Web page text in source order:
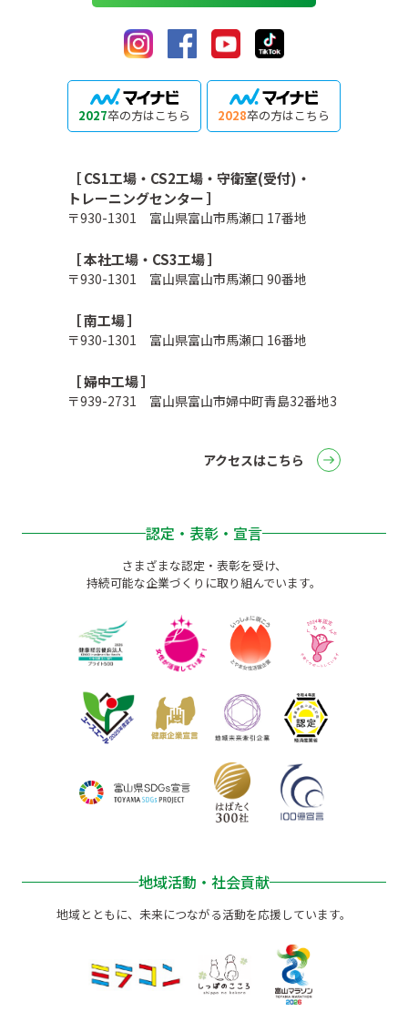
2027卒の方はこちら 2028卒の方はこちら
［ CS1工場・CS2工場・守衛室(受付)・
トレーニングセンター ］
〒930-1301 富山県富山市馬瀬口 17番地
［ 本社工場・CS3工場 ］
〒930-1301 富山県富山市馬瀬口 90番地
［ 南工場 ］
〒930-1301 富山県富山市馬瀬口 16番地
［ 婦中工場 ］
〒939-2731 富山県富山市婦中町青島32番地3
アクセスはこちら
認定・表彰・宣言
さまざまな認定・表彰を受け、
持続可能な企業づくりに取り組んでいます。
地域活動・社会貢献
地域とともに、未来につながる活動を応援しています。